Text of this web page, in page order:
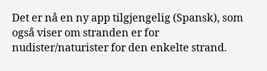
Det er nå en ny app tilgjengelig (Spansk), som
også viser om stranden er for
nudister/naturister for den enkelte strand.